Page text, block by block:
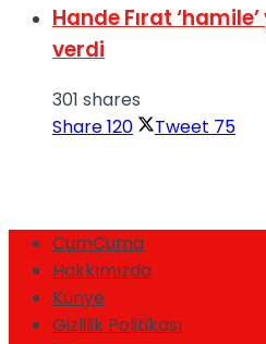
Hande Fırat
verdi
301 shares
Share120 Tweet 75
CumCuma
Hakkımızda
Künye
Gizlilik Politikası